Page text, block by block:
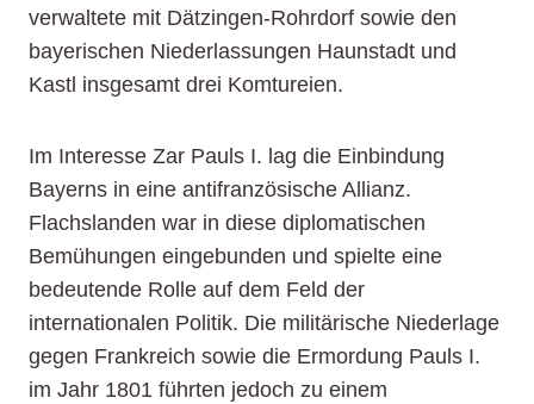
verwaltete mit Dätzingen-Rohrdorf sowie den
bayerischen Niederlassungen Haunstadt und
Kastl insgesamt drei Komtureien.
Im Interesse Zar Pauls I. lag die Einbindung
Bayerns in eine antifranzösische Allianz.
Flachslanden war in diese diplomatischen
Bemühungen eingebunden und spielte eine
bedeutende Rolle auf dem Feld der
internationalen Politik. Die militärische Niederlage
gegen Frankreich sowie die Ermordung Pauls I.
im Jahr 1801 führten jedoch zu einem